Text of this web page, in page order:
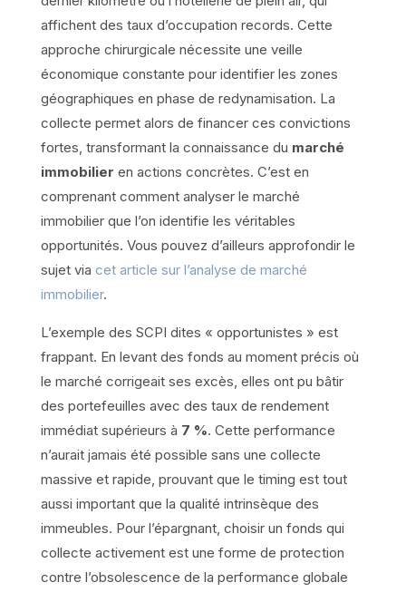
affichent des taux d’occupation records. Cette
approche chirurgicale nécessite une veille
économique constante pour identifier les zones
géographiques en phase de redynamisation. La
collecte permet alors de financer ces convictions
fortes, transformant la connaissance du marché
immobilier en actions concrètes. C’est en
comprenant comment analyser le marché
immobilier que l’on identifie les véritables
opportunités. Vous pouvez d’ailleurs approfondir le
sujet via cet article sur l’analyse de marché
immobilier.
L’exemple des SCPI dites « opportunistes » est
frappant. En levant des fonds au moment précis où
le marché corrigeait ses excès, elles ont pu bâtir
des portefeuilles avec des taux de rendement
immédiat supérieurs à 7 %. Cette performance
n’aurait jamais été possible sans une collecte
massive et rapide, prouvant que le timing est tout
aussi important que la qualité intrinsèque des
immeubles. Pour l’épargnant, choisir un fonds qui
collecte activement est une forme de protection
contre l’obsolescence de la performance globale